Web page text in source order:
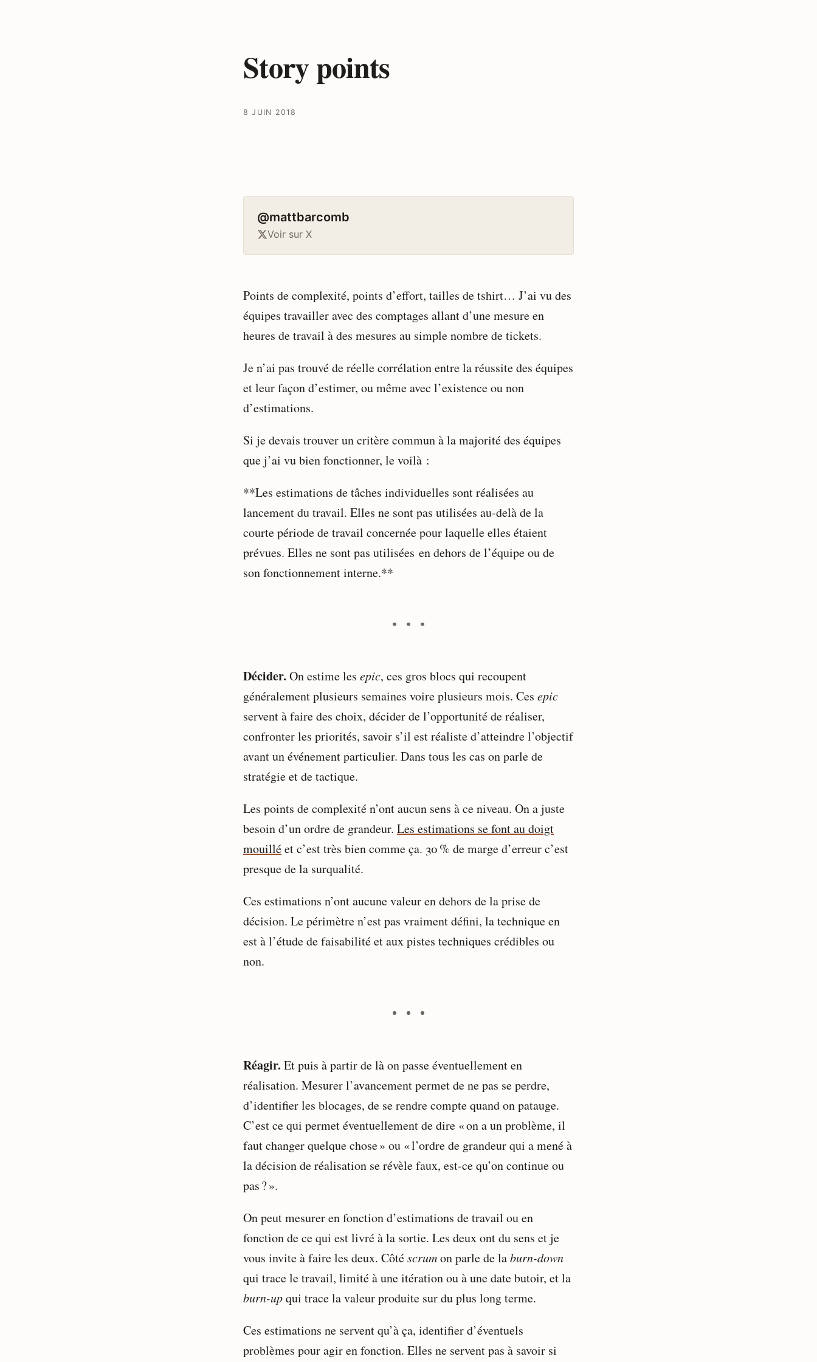
Story points
8 JUIN 2018
@mattbarcomb
Voir sur X
Points de complexité, points d’effort, tailles de tshirt… J’ai vu des
équipes travailler avec des comptages allant d’une mesure en
heures de travail à des mesures au simple nombre de tickets.
Je n’ai pas trouvé de réelle corrélation entre la réussite des équipes
et leur façon d’estimer, ou même avec l’existence ou non
d’estimations.
Si je devais trouver un critère commun à la majorité des équipes
que j’ai vu bien fonctionner, le voilà :
**Les estimations de tâches individuelles sont réalisées au
lancement du travail. Elles ne sont pas utilisées au-delà de la
courte période de travail concernée pour laquelle elles étaient
prévues. Elles ne sont pas utilisées en dehors de l’équipe ou de
son fonctionnement interne.**
Décider. On estime les epic, ces gros blocs qui recoupent
généralement plusieurs semaines voire plusieurs mois. Ces epic
servent à faire des choix, décider de l’opportunité de réaliser,
confronter les priorités, savoir s’il est réaliste d’atteindre l’objectif
avant un événement particulier. Dans tous les cas on parle de
stratégie et de tactique.
Les points de complexité n’ont aucun sens à ce niveau. On a juste
besoin d’un ordre de grandeur. Les estimations se font au doigt
mouilléet c’est très bien comme ça. 30 % de marge d’erreur c’est
presque de la surqualité.
Ces estimations n’ont aucune valeur en dehors de la prise de
décision. Le périmètre n’est pas vraiment défini, la technique en
est à l’étude de faisabilité et aux pistes techniques crédibles ou
non.
Réagir. Et puis à partir de là on passe éventuellement en
réalisation. Mesurer l’avancement permet de ne pas se perdre,
d’identifier les blocages, de se rendre compte quand on patauge.
C’est ce qui permet éventuellement de dire « on a un problème, il
faut changer quelque chose » ou « l’ordre de grandeur qui a mené à
la décision de réalisation se révèle faux, est-ce qu’on continue ou
pas ? ».
On peut mesurer en fonction d’estimations de travail ou en
fonction de ce qui est livré à la sortie. Les deux ont du sens et je
vous invite à faire les deux. Côtéscrumon parle de laburn-down
qui trace le travail, limité à une itération ou à une date butoir, et la
burn-upqui trace la valeur produite sur du plus long terme.
Ces estimations ne servent qu’à ça, identifier d’éventuels
problèmes pour agir en fonction. Elles ne servent pas à savoir si